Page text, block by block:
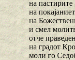
на
на
на
и смел
отче
на градот
моли го